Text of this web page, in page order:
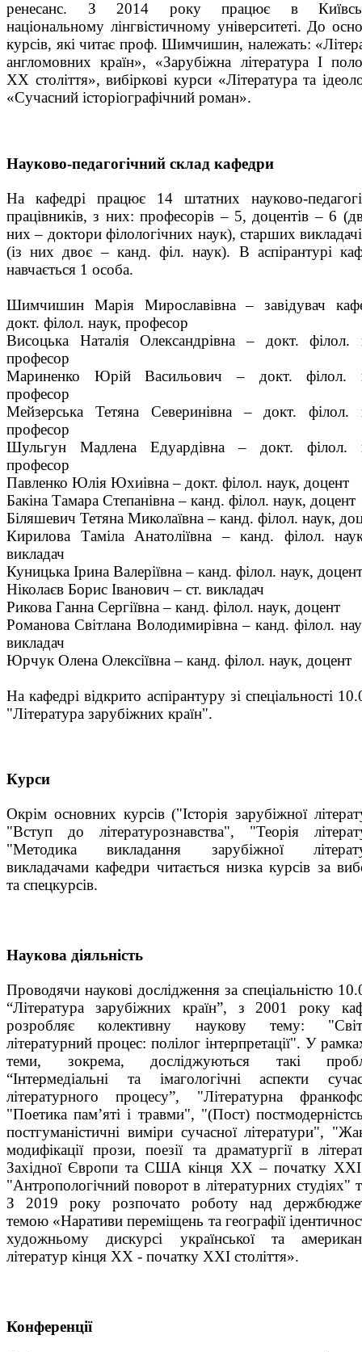
ренесанс. З 2014 року працює в
національному лінгвістичному університеті. До
курсів, які читає проф. Шимчишин, належать:
англомовних країн», «Зарубіжна література І
ХХ століття», вибіркові курси «Література та
«Сучасний історіографічний роман».
Науково-педагогічний склад кафедри
На кафедрі працює 14 штатних науково-
працівників, з них: професорів – 5, доцентів – 6
них – доктори філологічних наук), старших
(із них двоє – канд. філ. наук). В аспірантурі
навчається 1 особа.
Шимчишин Марія Мирославівна – завідувач
докт. філол. наук, професор
Висоцька Наталія Олександрівна – докт. філол.
професор
Мариненко Юрій Васильович – докт. філол.
професор
Мейзерська Тетяна Северинівна – докт. філол.
професор
Шульгун Мадлена Едуардівна – докт. філол.
професор
Павленко Юлія Юхиівна – докт. філол. наук, доцент
Бакіна Тамара Степанівна – канд. філол. наук, доцент
Біляшевич Тетяна Миколаївна – канд. філол. наук,
Кирилова Таміла Анатоліївна – канд. філол.
викладач
Куницька Ірина Валеріївна – канд. філол. наук, доцент
Ніколаєв Борис Іванович – ст. викладач
Рикова Ганна Сергіївна – канд. філол. наук, доцент
Романова Світлана Володимирівна – канд. філол.
викладач
Юрчук Олена Олексіївна – канд. філол. наук, доцент
На кафедрі відкрито аспірантуру зі спеціальності
"Література зарубіжних країн".
Курси
Окрім основних курсів ("Історія зарубіжної
"Вступ до літературознавства", "Теорія
"Методика викладання зарубіжної
викладачами кафедри читається низка курсів за
та спецкурсів.
Наукова діяльність
Проводячи наукові дослідження за спеціальністю
“Література зарубіжних країн”, з 2001 року
розробляє колективну наукову тему:
літературний процес: полілог інтерпретації". У
теми, зокрема, досліджуються такі
“Інтермедіальні та імагологічні аспекти
літературного процесу”, "Літературна
"Поетика пам’яті і травми", "(Пост)
постгуманістичні виміри сучасної літератури",
модифікації прози, поезії та драматургії в
Західної Європи та США кінця ХХ – початку
"Антропологічний поворот в літературних студіях"
З 2019 року розпочато роботу над
темою «Наративи переміщень та географії
художньому дискурсі української та
літератур кінця XX - початку XXI століття».
Конференції